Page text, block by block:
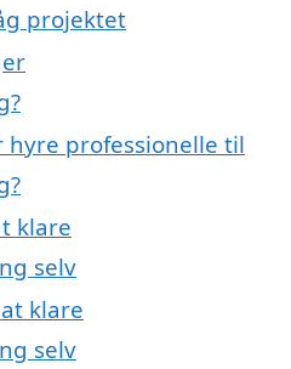
projektet
hyre professionelle til
klare
selv
klare
selv